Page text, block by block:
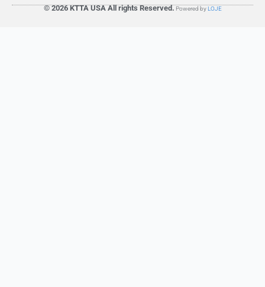
© 2026 KTTA USA All rights Reserved. Powered by LOJE